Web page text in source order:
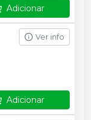
Adicionar
Ver info
Adicionar